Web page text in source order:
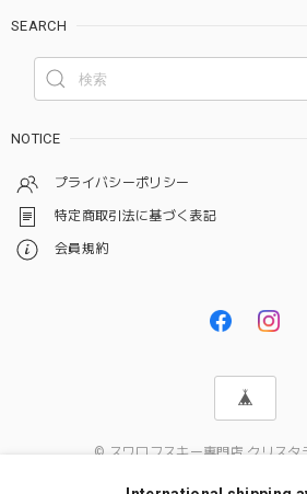
SEARCH
NOTICE
プライバシーポリシー
特定商取引法に基づく表記
会員規約
© スワロフスキー専門店 クリスタ